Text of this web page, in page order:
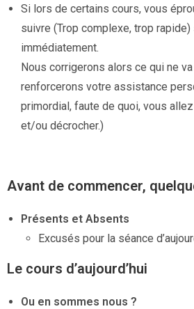
Si lors de certains cours, vous
suivre (Trop complexe, trop
immédiatement.
Nous corrigerons alors ce qui ne
renforcerons votre assistance
primordial, faute de quoi, vous
et/ou décrocher.)
Avant de commencer,
Présents et Absents
Excusés pour la séance
Le cours d’aujourd’hui
Ou en sommes nous ?